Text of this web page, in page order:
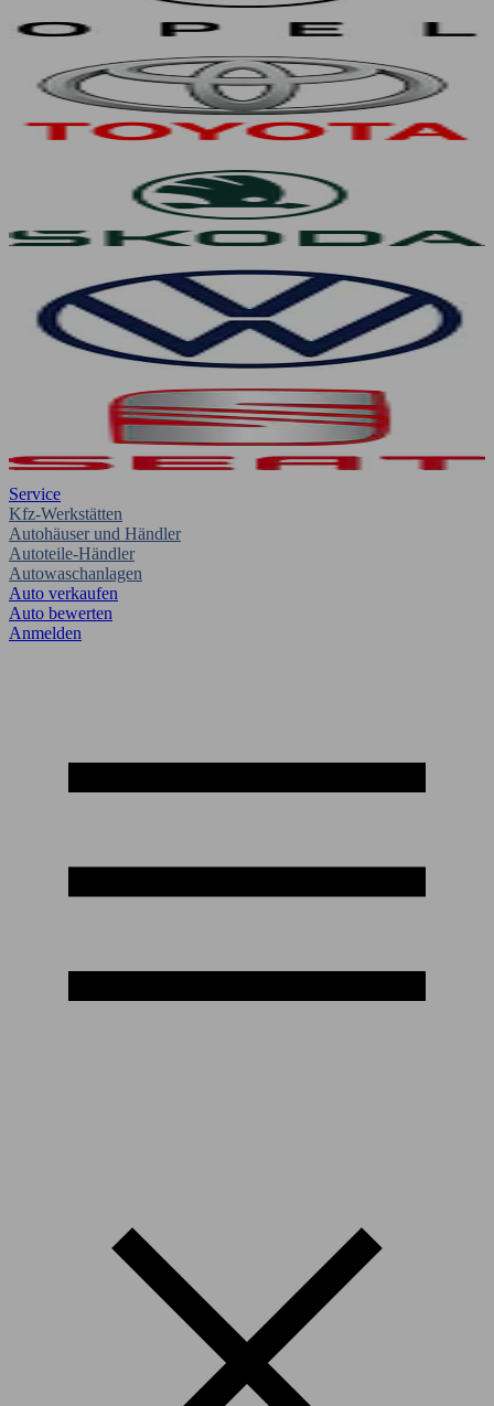
Service
Kfz-Werkstätten
Autohäuser und Händler
Autoteile-Händler
Autowaschanlagen
Auto verkaufen
Auto bewerten
Anmelden